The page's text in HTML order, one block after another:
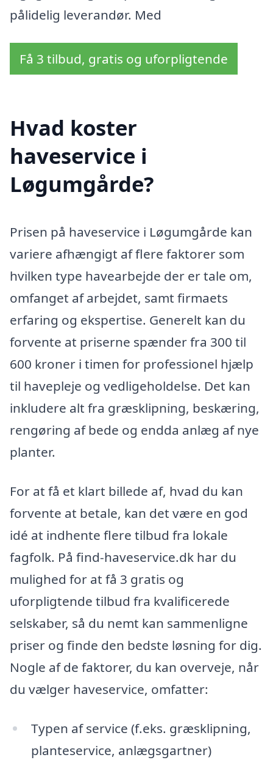
pålidelig leverandør. Med
Få 3 tilbud, gratis og uforpligtende
Hvad koster
haveservice i
Løgumgårde?
Prisen på haveservice i Løgumgårde kan
variere afhængigt af flere faktorer som
hvilken type havearbejde der er tale om,
omfanget af arbejdet, samt firmaets
erfaring og ekspertise. Generelt kan du
forvente at priserne spænder fra 300 til
600 kroner i timen for professionel hjælp
til havepleje og vedligeholdelse. Det kan
inkludere alt fra græsklipning, beskæring,
rengøring af bede og endda anlæg af nye
planter.
For at få et klart billede af, hvad du kan
forvente at betale, kan det være en god
idé at indhente flere tilbud fra lokale
fagfolk. På find-haveservice.dk har du
mulighed for at få 3 gratis og
uforpligtende tilbud fra kvalificerede
selskaber, så du nemt kan sammenligne
priser og finde den bedste løsning for dig.
Nogle af de faktorer, du kan overveje, når
du vælger haveservice, omfatter:
Typen af service (f.eks. græsklipning,
planteservice, anlægsgartner)